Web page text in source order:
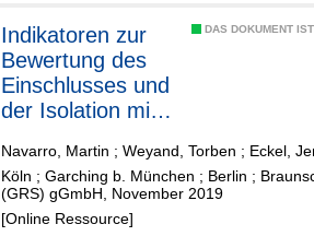
DAS DOKUMENT
Indikatoren zur
Bewertung des
Einschlusses und
der Isolation mit
Anwendung auf
ein generisches
Endlagersystem
Navarro, Martin ; Weyand, Torben ; Eckel,
Köln ; Garching b. München ; Berlin ;
(GRS) gGmbH, November 2019
[Online Ressource]